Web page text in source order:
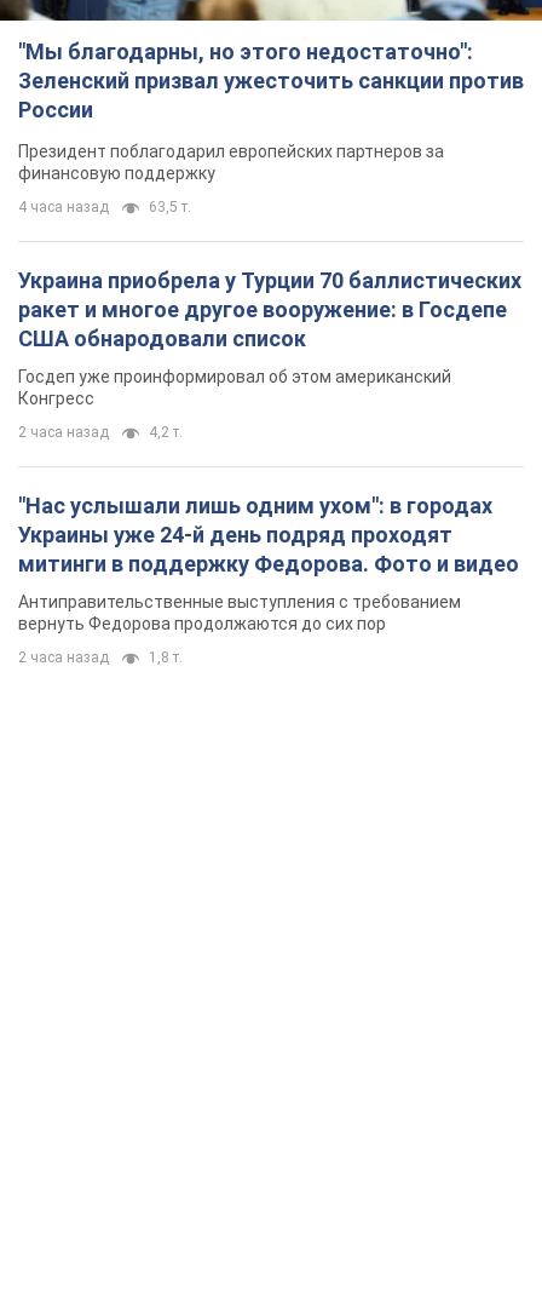
"Мы благодарны, но этого недостаточно":
Зеленский призвал ужесточить санкции против
России
Президент поблагодарил европейских партнеров за
финансовую поддержку
4 часа назад 63,5 т.
Украина приобрела у Турции 70 баллистических
ракет и многое другое вооружение: в Госдепе
США обнародовали список
Госдеп уже проинформировал об этом американский
Конгресс
2 часа назад 4,2 т.
"Нас услышали лишь одним ухом": в городах
Украины уже 24-й день подряд проходят
митинги в поддержку Федорова. Фото и видео
Антиправительственные выступления с требованием
вернуть Федорова продолжаются до сих пор
2 часа назад 1,8 т.